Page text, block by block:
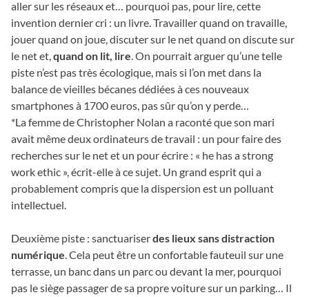
aller sur les réseaux et… pourquoi pas, pour lire, cette
invention dernier cri : un livre. Travailler quand on travaille,
jouer quand on joue, discuter sur le net quand on discute sur
le net et,quand on lit, lire. On pourrait arguer qu’une telle
piste n’est pas très écologique, mais si l’on met dans la
balance de vieilles bécanes dédiées à ces nouveaux
smartphones à 1700 euros, pas sûr qu’on y perde…
*La femme de Christopher Nolan a raconté que son mari
avait même deux ordinateurs de travail : un pour faire des
recherches sur le net et un pour écrire : « he has a strong
work ethic », écrit-elle à ce sujet. Un grand esprit qui a
probablement compris que la dispersion est un polluant
intellectuel.
Deuxième piste : sanctuariserdes lieux sans distraction
numérique. Cela peut être un confortable fauteuil sur une
terrasse, un banc dans un parc ou devant la mer, pourquoi
pas le siège passager de sa propre voiture sur un parking… Il